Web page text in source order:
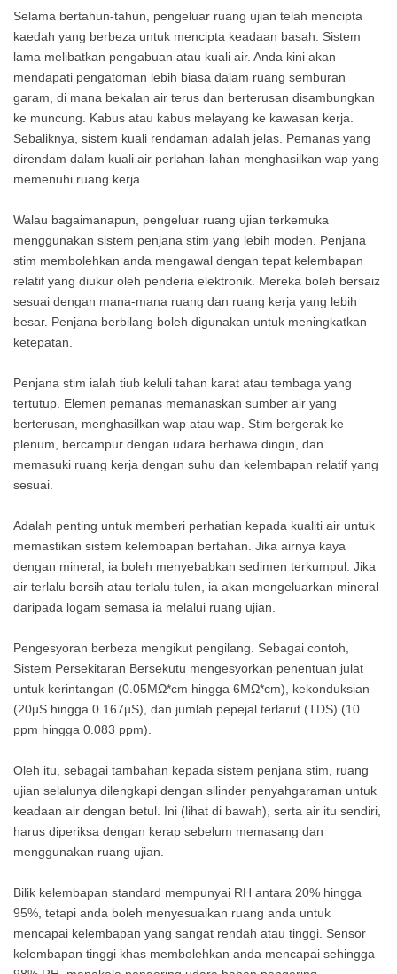
Selama bertahun-tahun, pengeluar ruang ujian telah mencipta
kaedah yang berbeza untuk mencipta keadaan basah. Sistem
lama melibatkan pengabuan atau kuali air. Anda kini akan
mendapati pengatoman lebih biasa dalam ruang semburan
garam, di mana bekalan air terus dan berterusan disambungkan
ke muncung. Kabus atau kabus melayang ke kawasan kerja.
Sebaliknya, sistem kuali rendaman adalah jelas. Pemanas yang
direndam dalam kuali air perlahan-lahan menghasilkan wap yang
memenuhi ruang kerja.
Walau bagaimanapun, pengeluar ruang ujian terkemuka
menggunakan sistem penjana stim yang lebih moden. Penjana
stim membolehkan anda mengawal dengan tepat kelembapan
relatif yang diukur oleh penderia elektronik. Mereka boleh bersaiz
sesuai dengan mana-mana ruang dan ruang kerja yang lebih
besar. Penjana berbilang boleh digunakan untuk meningkatkan
ketepatan.
Penjana stim ialah tiub keluli tahan karat atau tembaga yang
tertutup. Elemen pemanas memanaskan sumber air yang
berterusan, menghasilkan wap atau wap. Stim bergerak ke
plenum, bercampur dengan udara berhawa dingin, dan
memasuki ruang kerja dengan suhu dan kelembapan relatif yang
sesuai.
Adalah penting untuk memberi perhatian kepada kualiti air untuk
memastikan sistem kelembapan bertahan. Jika airnya kaya
dengan mineral, ia boleh menyebabkan sedimen terkumpul. Jika
air terlalu bersih atau terlalu tulen, ia akan mengeluarkan mineral
daripada logam semasa ia melalui ruang ujian.
Pengesyoran berbeza mengikut pengilang. Sebagai contoh,
Sistem Persekitaran Bersekutu mengesyorkan penentuan julat
untuk kerintangan (0.05MΩ*cm hingga 6MΩ*cm), kekonduksian
(20µS hingga 0.167µS), dan jumlah pepejal terlarut (TDS) (10
ppm hingga 0.083 ppm).
Oleh itu, sebagai tambahan kepada sistem penjana stim, ruang
ujian selalunya dilengkapi dengan silinder penyahgaraman untuk
keadaan air dengan betul. Ini (lihat di bawah), serta air itu sendiri,
harus diperiksa dengan kerap sebelum memasang dan
menggunakan ruang ujian.
Bilik kelembapan standard mempunyai RH antara 20% hingga
95%, tetapi anda boleh menyesuaikan ruang anda untuk
mencapai kelembapan yang sangat rendah atau tinggi. Sensor
kelembapan tinggi khas membolehkan anda mencapai sehingga